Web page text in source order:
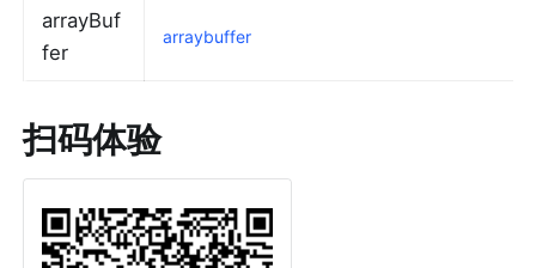
arrayBuf
fer
arraybuffer
扫码体验